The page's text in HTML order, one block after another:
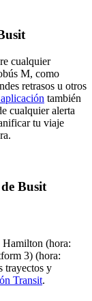
cualquier
M, como
retrasos u otros
también
cualquier alerta
tu viaje
Busit
Hamilton (hora:
3) (hora:
trayectos y
Transit.